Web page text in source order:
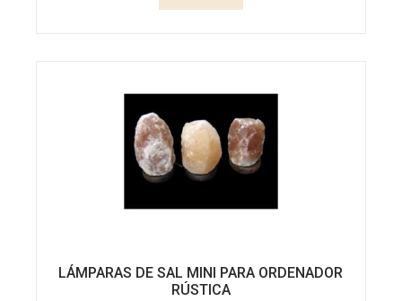
LÁMPARAS DE SAL MINI PARA ORDENADOR
RÚSTICA